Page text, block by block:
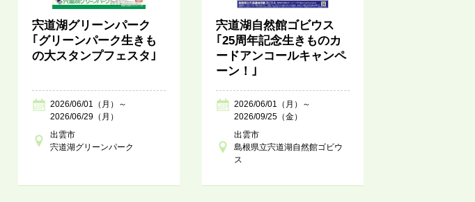
宍道湖グリーンパーク
｢グリーンパーク生きも
の大スタンプフェスタ｣
2026/06/01（月）～
2026/06/29（月）
出雲市
宍道湖グリーンパーク
宍道湖自然館ゴビウス
｢25周年記念生きものカ
ードアンコールキャンペ
ーン！｣
2026/06/01（月）～
2026/09/25（金）
出雲市
島根県立宍道湖自然館ゴビウ
ス